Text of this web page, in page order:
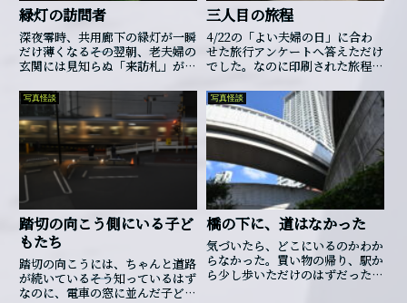
緑灯の訪問者
深夜零時、共用廊下の緑灯が一瞬
だけ薄くなる――その翌朝、老夫婦の
玄関には見知らぬ「来訪札」が貼
三人目の旅程
4/22の「よい夫婦の日」に合わ
せた旅行アンケートへ答えただけ
でした。なのに印刷された旅程表
のです。
写真怪談
踏切の向こう側にいる子ど
もたち
踏切の向こうには、ちゃんと道路
が続いている――そう知っているはず
なのに、電車の窓に並んだ子ども
写真怪談
橋の下に、道はなかった
気づいたら、どこにいるのかわか
らなかった。買い物の帰り、駅か
ら少し歩いただけのはずだったの